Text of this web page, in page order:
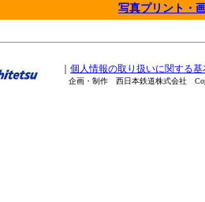
写真プリント・
個人情報の取り扱いに関する基
企画・制作 西日本鉄道株式会社